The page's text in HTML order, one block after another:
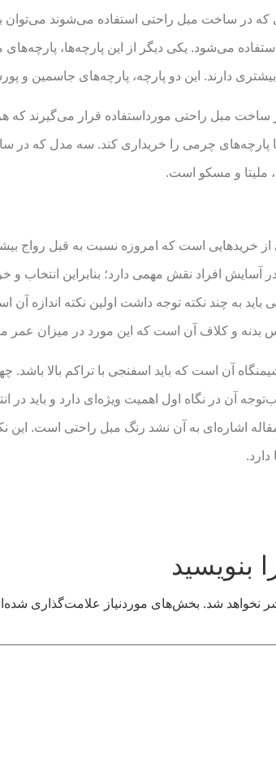
که در ساخت مبل راحتی استفاده می‌شوند می‌توان به
می‌شود. یکی دیگر از این پارچه‌ها،
دارند. این دو پارچه، پارچه‌های جاسمین و
ساخت مبل راحتی مورداستفاده قرار می‌گیرند که
پارچه‌های چرمی را خریداری کند. سه مدل که در
ملیتا و مسکو است.
از خریدهایی است که امروزه نسبت به قبل رواج
آسایش افراد نقش مهمی دارد؛ بنابراین انتخاب و
باید به چند نکته توجه داشت اولین نکته اندازه
بدنه و کلاف آن است که این مورد در میزان عمر
آن است که باید اسفنجی با تراکم بالا باشد.
آن در نگاه اول اهمیت ویژه‌ای دارد و باید در
اشاره‌ای به آن نشد رنگ مبل راحتی است. این
بنویسید
نخواهد شد. بخش‌های موردنیاز علامت‌گذاری